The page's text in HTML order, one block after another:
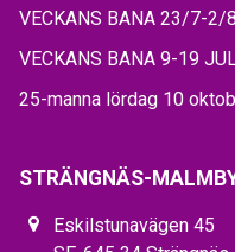
VECKANS BANA 23/7-2/8
VECKANS BANA 9-19
25-manna lördag 10
STRÄNGNÄS-
Eskilstunavägen 45